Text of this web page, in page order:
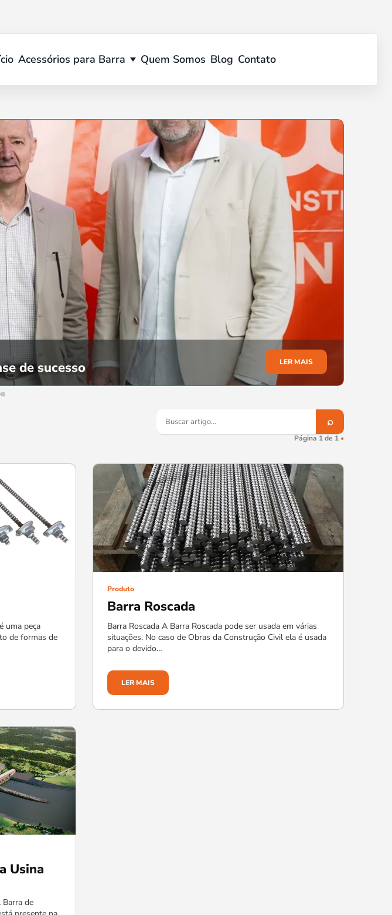
Acessórios para Barra Quem Somos Blog Contato
LER MAIS
⌕
Página 1 de 1 •
uma peça
de formas de
Produto
Barra Roscada
Barra Roscada A Barra Roscada pode ser usada em várias
situações. No caso de Obras da Construção Civil ela é usada
para o devido…
LER MAIS
Usina
Barra de